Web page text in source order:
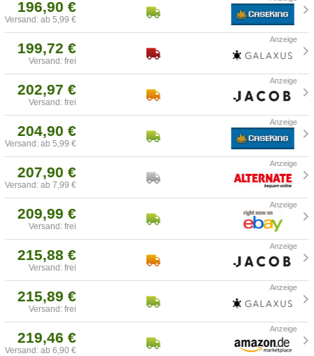
196,90 €
Versand: ab 5,99 €
199,72 €
Versand: frei
202,97 €
Versand: frei
204,90 €
Versand: ab 5,99 €
207,90 €
Versand: ab 7,99 €
209,99 €
Versand: frei
215,88 €
Versand: frei
215,89 €
Versand: frei
219,46 €
Versand: ab 6,90 €